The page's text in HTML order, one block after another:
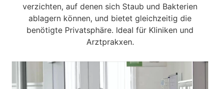
verzichten, auf denen sich Staub und Bakterien
ablagern können, und bietet gleichzeitig die
benötigte Privatsphäre. Ideal für Kliniken und
Arztprakxen.